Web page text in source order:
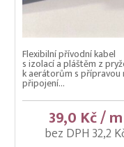
Planktonové
Podložní sítě
Pomocné
Prubní ploty
Přebírka kaprová
Přepínací ploty
Flexibilní přívodní kabel
s izolací a pláštěm z
k aerátorům s přípravou
připojení...
39,0 Kč / m
bez DPH 32,2